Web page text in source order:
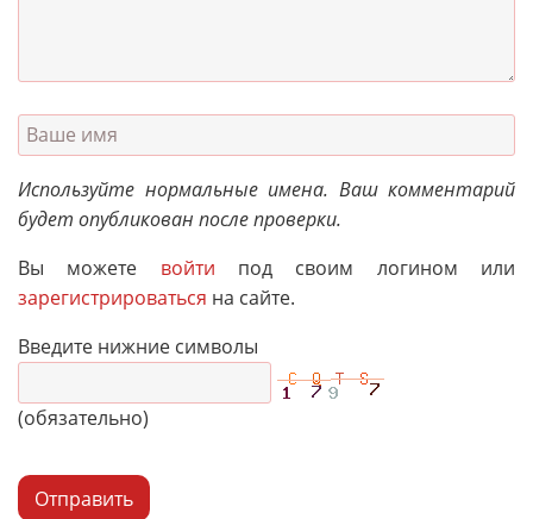
Используйте нормальные имена. Ваш комментарий
будет опубликован после проверки.
Вы можете войти под своим логином или
зарегистрироваться на сайте.
Введите нижние символы
(обязательно)
Отправить